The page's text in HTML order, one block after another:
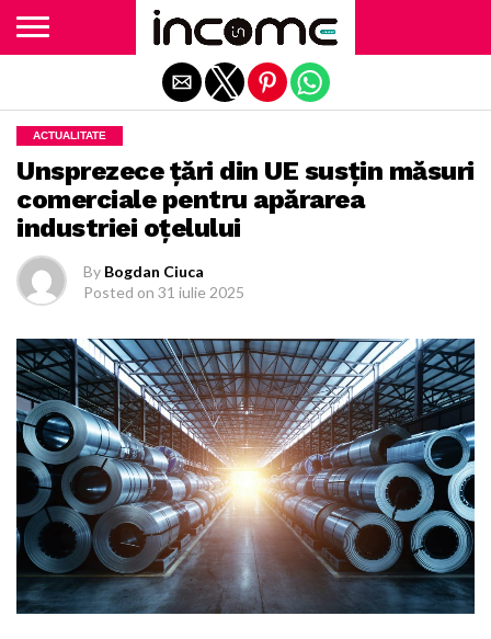
ACTUALITATE
Unsprezece țări din UE susțin măsuri
comerciale pentru apărarea
industriei oțelului
By Bogdan Ciuca
Posted on 31 iulie 2025
Exit mobile version